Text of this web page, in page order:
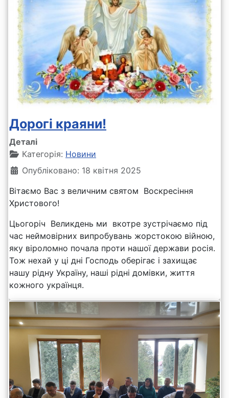
Дорогі краяни!
Деталі
Категорія: Новини
Опубліковано: 18 квітня 2025
Вітаємо Вас з величним святом Воскресіння
Христового!
Цьогоріч Великдень ми вкотре зустрічаємо під
час неймовірних випробувань жорстокою війною,
яку віроломно почала проти нашої держави росія.
Тож нехай у ці дні Господь оберігає і захищає
нашу рідну Україну, наші рідні домівки, життя
кожного українця.